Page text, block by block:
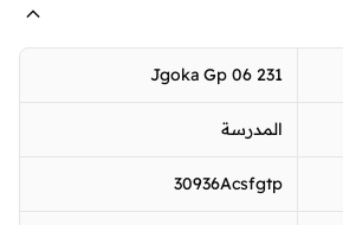
231 Jgoka Gp 06
المدرسة
30936Acsfgtp